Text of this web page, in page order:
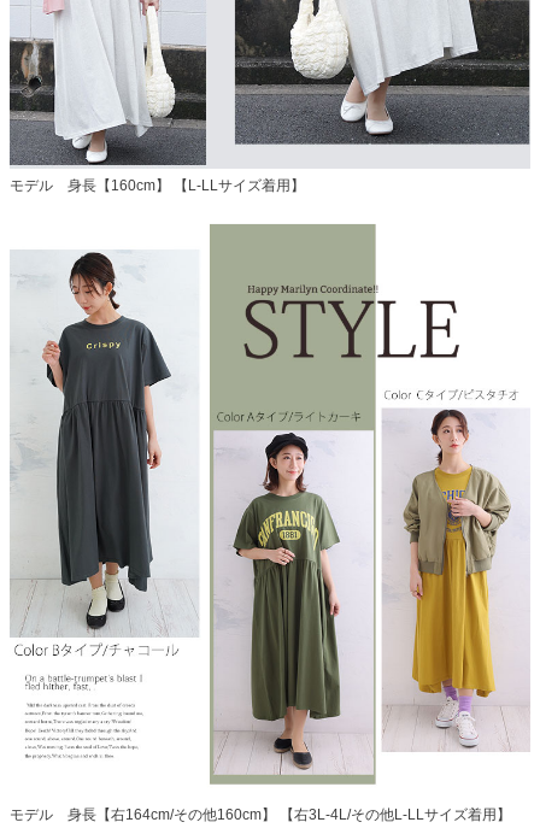
モデル 身長【160cm】 【L-LLサイズ着用】
モデル 身長【右164cm/その他160cm】 【右3L-4L/その他L-LLサイズ着用】